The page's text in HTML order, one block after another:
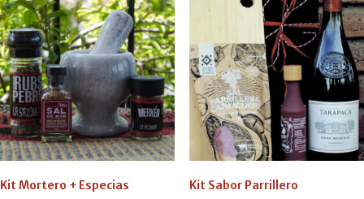
Kit Mortero + Especias Kit Sabor Parrillero